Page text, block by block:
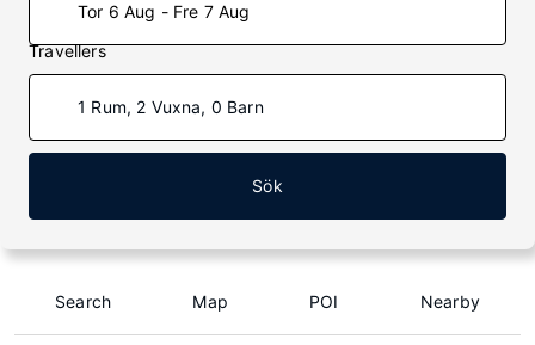
Tor 6 Aug - Fre 7 Aug
Travellers
1 Rum, 2 Vuxna, 0 Barn
Sök
Search Map POI Nearby